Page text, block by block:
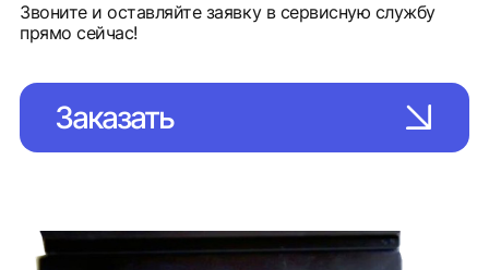
Звоните и оставляйте заявку в сервисную службу
прямо сейчас!
Заказать